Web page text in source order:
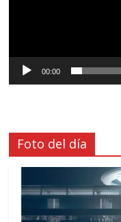
00:00
Foto del día